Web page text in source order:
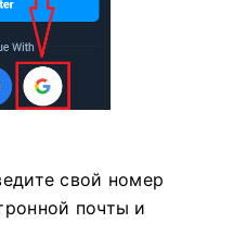
свой номер
почты и